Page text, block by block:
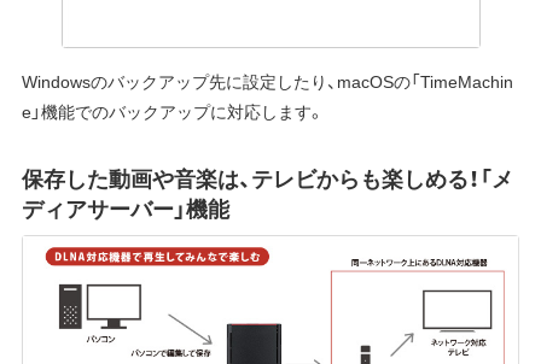
Windowsのバックアップ先に設定したり、macOSの「TimeMachin
e」機能でのバックアップに対応します。
保存した動画や音楽は、テレビからも楽しめる！「メ
ディアサーバー」機能